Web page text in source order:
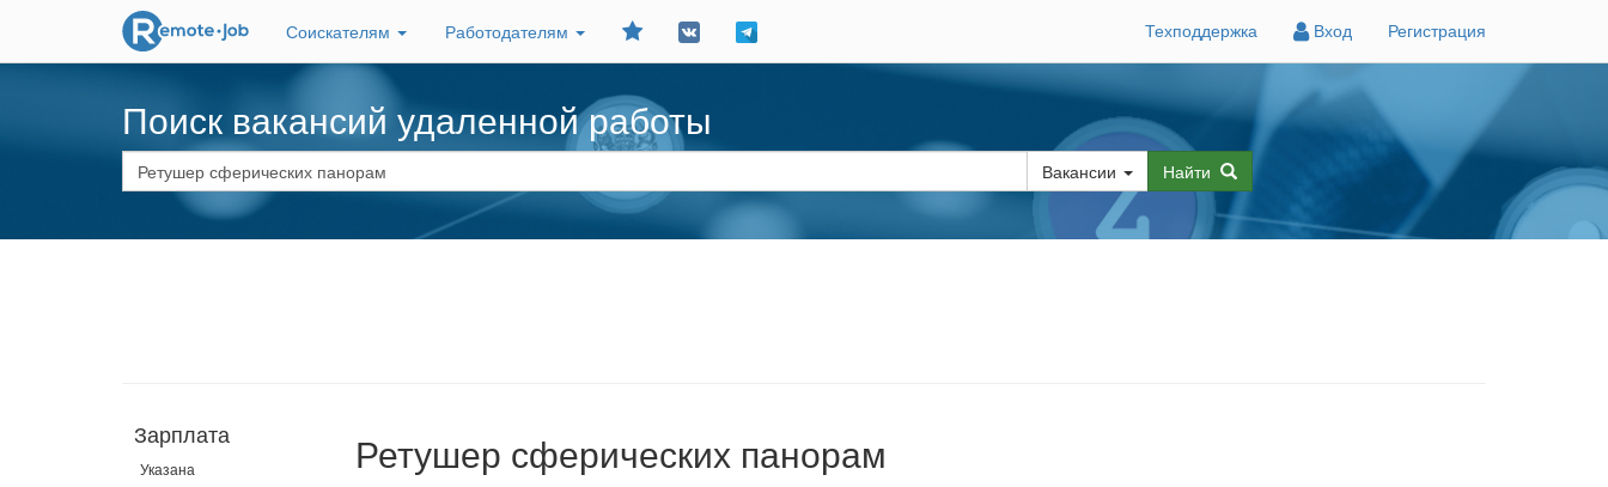
Соискателям Работодателям
Добавить
Техподдержка Вход Регистрация
Поиск вакансий удаленной работы
Вакансии Найти
Зарплата
Указана
Ретушер сферических панорам